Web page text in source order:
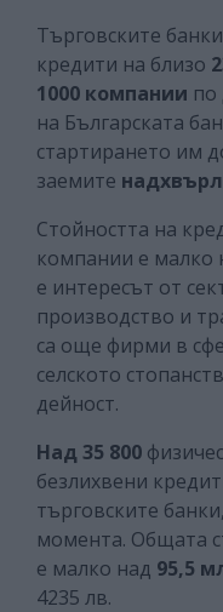
Търговските
кредити на близо
1000 компании по
на Българската
стартирането им
заемите
Стойността на
компании е малко
е интересът от
производство и
са още фирми в
селското
дейност.
Над 35 800
безлихвени
търговските
момента. Общата
е малко над 95,5
4235 лв.